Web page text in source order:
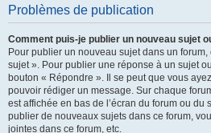
Problèmes de publication
Comment puis-je publier un nouveau sujet
Pour publier un nouveau sujet dans un
sujet ». Pour publier une réponse à un sujet
bouton « Répondre ». Il se peut que vous
pouvoir rédiger un message. Sur chaque
est affichée en bas de l’écran du forum ou du
publier de nouveaux sujets dans ce forum,
jointes dans ce forum, etc.